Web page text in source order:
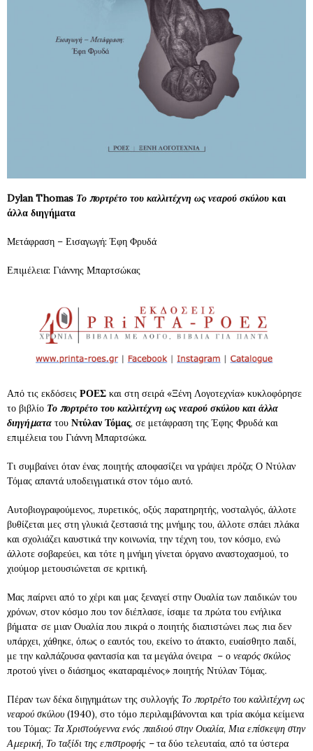
Dylan Thomas Το πορτρέτο του καλλιτέχνη ως νεαρού σκύλου και
άλλα διηγήματα
Μετάφραση – Εισαγωγή: Έφη Φρυδά
Επιμέλεια: Γιάννης Μπαρτσώκας
Από τις εκδόσεις ΡΟΕΣ και στη σειρά «Ξένη Λογοτεχνία» κυκλοφόρησε
το βιβλίο Το πορτρέτο του καλλιτέχνη ως νεαρού σκύλου και άλλα
διηγήματα του Ντύλαν Τόμας, σε μετάφραση της Έφης Φρυδά και
επιμέλεια του Γιάννη Μπαρτσώκα.
Τι συμβαίνει όταν ένας ποιητής αποφασίζει να γράψει πρόζα; Ο Ντύλαν
Τόμας απαντά υποδειγματικά στον τόμο αυτό.
Αυτοβιογραφούμενος, πυρετικός, οξύς παρατηρητής, νοσταλγός, άλλοτε
βυθίζεται μες στη γλυκιά ζεστασιά της μνήμης του, άλλοτε σπάει πλάκα
και σχολιάζει καυστικά την κοινωνία, την τέχνη του, τον κόσμο, ενώ
άλλοτε σοβαρεύει, και τότε η μνήμη γίνεται όργανο αναστοχασμού, το
χιούμορ μετουσιώνεται σε κριτική.
Μας παίρνει από το χέρι και μας ξεναγεί στην Ουαλία των παιδικών του
χρόνων, στον κόσμο που τον διέπλασε, ίσαμε τα πρώτα του ενήλικα
βήματα· σε μιαν Ουαλία που πικρά ο ποιητής διαπιστώνει πως πια δεν
υπάρχει, χάθηκε, όπως ο εαυτός του, εκείνο το άτακτο, ευαίσθητο παιδί,
με την καλπάζουσα φαντασία και τα μεγάλα όνειρα – ο νεαρός σκύλος
προτού γίνει ο διάσημος «καταραμένος» ποιητής Ντύλαν Τόμας.
Πέραν των δέκα διηγημάτων της συλλογής Το πορτρέτο του καλλιτέχνη ως
νεαρού σκύλου (1940), στο τόμο περιλαμβάνονται και τρία ακόμα κείμενα
του Τόμας: Τα Χριστούγεννα ενός παιδιού στην Ουαλία, Μια επίσκεψη στην
Αμερική, Το ταξίδι της επιστροφής –τα δύο τελευταία, από τα ύστερα